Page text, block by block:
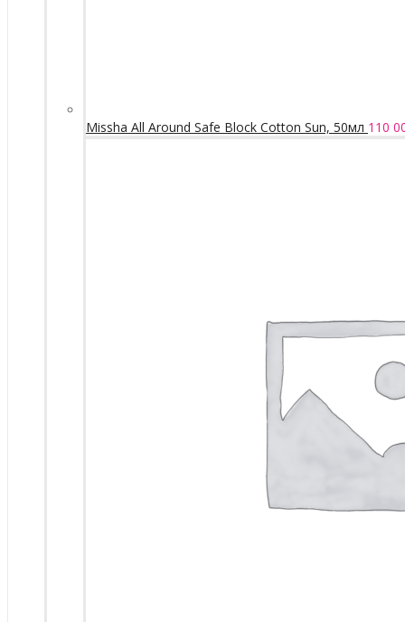
Missha All Around Safe Block Cotton Sun, 50мл 110